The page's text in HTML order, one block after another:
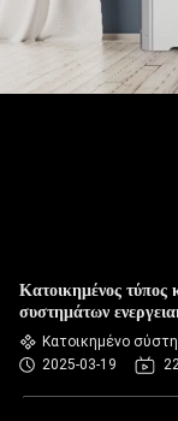
Κατοικημένος
συστημάτων
Κατοικημένο
2025-03-19